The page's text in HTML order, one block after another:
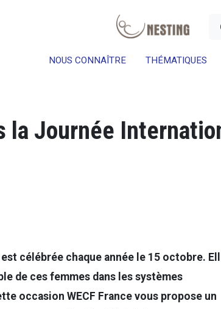
NOUS CONNAÎTRE THÉMATIQUES
la Journée
célébrée chaque année le 15 octobre.
de ces femmes dans les systèmes
occasion WECF France vous propose un